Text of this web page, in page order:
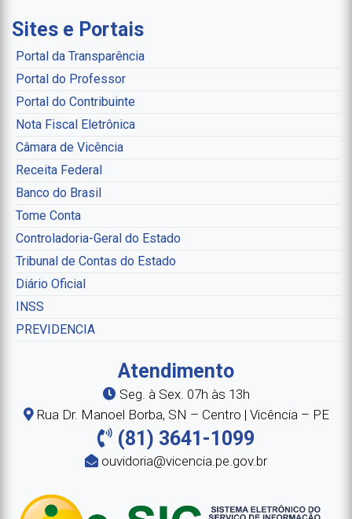
Sites e Portais
Portal da Transparência
Portal do Professor
Portal do Contribuinte
Nota Fiscal Eletrônica
Câmara de Vicência
Receita Federal
Banco do Brasil
Tome Conta
Controladoria-Geral do Estado
Tribunal de Contas do Estado
Diário Oficial
INSS
PREVIDENCIA
Atendimento
Seg. à Sex. 07h às 13h
Rua Dr. Manoel Borba, SN – Centro | Vicência – PE
(81) 3641-1099
ouvidoria@vicencia.pe.gov.br